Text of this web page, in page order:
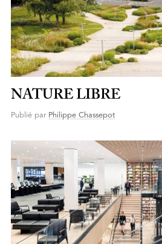
NATURE LIBRE
Publié par Philippe Chassepot